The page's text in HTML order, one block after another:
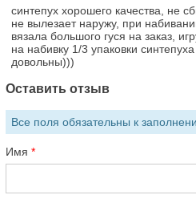
синтепух хорошего качества, не
не вылезает наружу, при
вязала большого гуся на заказ,
на набивку 1/3 упаковки
довольны)))
Оставить отзыв
Все поля обязательны к
Имя